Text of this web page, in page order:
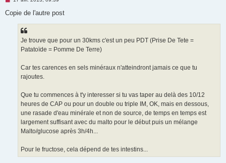
s
s
Copie de l'autre post
Je trouve que pour un 30kms c'est un peu PDT (Prise De Tete =
Patatoïde = Pomme De Terre)
Car tes carences en sels minéraux n'atteindront jamais ce que tu
rajoutes.
Que tu commences à t'y interesser si tu vas taper au delà des 10/12
heures de CAP ou pour un double ou triple IM, OK, mais en dessous,
une rasade d'eau minérale et non de source, de temps en temps est
largement suffisant avec du malto pour le début puis un mélange
Malto/glucose après 3h/4h...
Pour le fructose, cela dépend de tes intestins...